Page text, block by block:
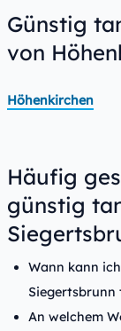
Günstig
von
Höhenkirchen
Häufig
günstig
Wann kann
Siegertsbrunn
An welchem